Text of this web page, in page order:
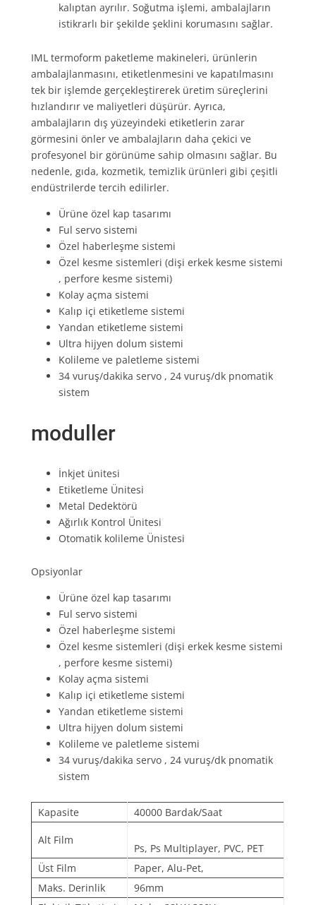
kalıptan ayrılır. Soğutma işlemi, ambalajların
istikrarlı bir şekilde şeklini korumasını sağlar.
IML termoform paketleme makineleri, ürünlerin
ambalajlanmasını, etiketlenmesini ve kapatılmasını
tek bir işlemde gerçekleştirerek üretim süreçlerini
hızlandırır ve maliyetleri düşürür. Ayrıca,
ambalajların dış yüzeyindeki etiketlerin zarar
görmesini önler ve ambalajların daha çekici ve
profesyonel bir görünüme sahip olmasını sağlar. Bu
nedenle, gıda, kozmetik, temizlik ürünleri gibi çeşitli
endüstrilerde tercih edilirler.
Ürüne özel kap tasarımı
Ful servo sistemi
Özel haberleşme sistemi
Özel kesme sistemleri (dişi erkek kesme sistemi
, perfore kesme sistemi)
Kolay açma sistemi
Kalıp içi etiketleme sistemi
Yandan etiketleme sistemi
Ultra hijyen dolum sistemi
Kolileme ve paletleme sistemi
34 vuruş/dakika servo , 24 vuruş/dk pnomatik
sistem
moduller
İnkjet ünitesi
Etiketleme Ünitesi
Metal Dedektörü
Ağırlık Kontrol Ünitesi
Otomatik kolileme Ünistesi
Opsiyonlar
Ürüne özel kap tasarımı
Ful servo sistemi
Özel haberleşme sistemi
Özel kesme sistemleri (dişi erkek kesme sistemi
, perfore kesme sistemi)
Kolay açma sistemi
Kalıp içi etiketleme sistemi
Yandan etiketleme sistemi
Ultra hijyen dolum sistemi
Kolileme ve paletleme sistemi
34 vuruş/dakika servo , 24 vuruş/dk pnomatik
sistem
Kapasite 40000 Bardak/Saat
Alt Film
Ps, Ps Multiplayer, PVC, PET
Üst Film
Paper, Alu-Pet,
Maks. Derinlik
96mm